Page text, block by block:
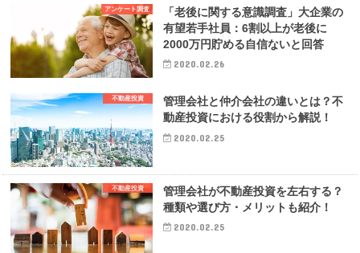
アンケート調査
「老後に関する意識調査」大企業の
有望若手社員：6割以上が老後に
2000万円貯める自信ないと回答
2020.02.26
不動産投資
管理会社と仲介会社の違いとは？不
動産投資における役割から解説！
2020.02.25
不動産投資
管理会社が不動産投資を左右する？
種類や選び方・メリットも紹介！
2020.02.25